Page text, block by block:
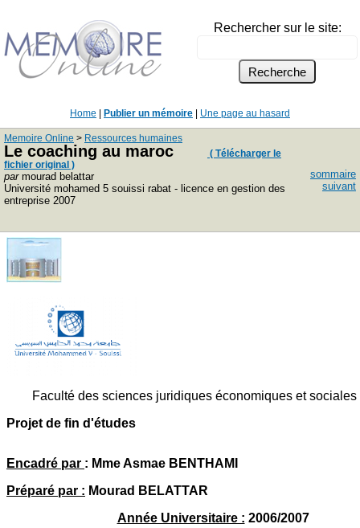
Rechercher sur le site:
Home Publier un mémoire Une page au hasard
Memoire Online > Ressources humaines
Le coaching au maroc
( Télécharger le
fichier original )
parmourad belattar
Université mohamed 5 souissi rabat - licence en gestion des
entreprise 2007
sommaire
suivant
Faculté des sciences juridiques économiques et sociales
Projet de fin d'études
Encadré par : Mme Asmae BENTHAMI
Préparé par : Mourad BELATTAR
Année Universitaire : 2006/2007